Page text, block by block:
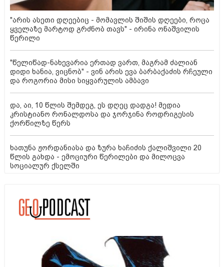
"არის ასეთი დღეებიც - მომავლის შიშის დღეები, როცა
ყველაზე მარტოდ გრძნობ თავს" - ირინა ონაშვილის
წერილი
"წელიწად-ნახევარია ერთად ვართ, მაგრამ ძალიან
დიდი ხანია, ვიცნობ" - ვინ არის ევა ბარბაქაძის რჩეული
და როგორია მისი სიყვარულის ამბავი
და, აი, 10 წლის შემდეგ, ეს დღეც დადგა! მედია
კრისტიანო რონალდოსა და ჯორჯინა როდრიგესის
ქორწილზე წერს
ხათუნა ჟორდანიასა და ზურა ხაჩიძის ქალიშვილი 20
წლის გახდა - ემოციური წერილები და მილოცვა
სოციალურ ქსელში